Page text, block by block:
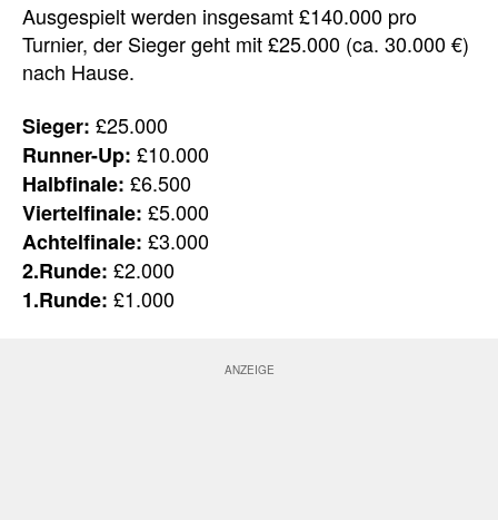
Ausgespielt werden insgesamt £140.000 pro
Turnier, der Sieger geht mit £25.000 (ca. 30.000 €)
nach Hause.
Sieger: £25.000
Runner-Up: £10.000
Halbfinale: £6.500
Viertelfinale: £5.000
Achtelfinale: £3.000
2.Runde: £2.000
1.Runde: £1.000